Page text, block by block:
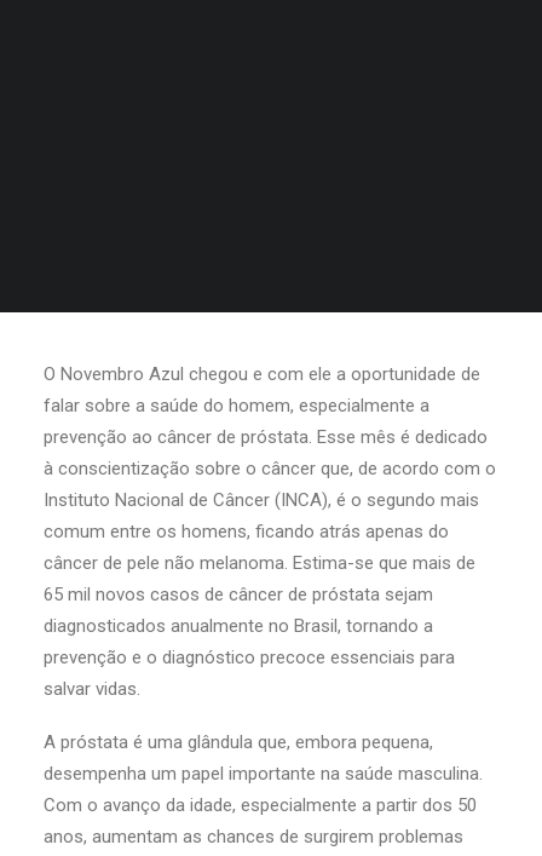
O Novembro Azul chegou e com ele a oportunidade de
falar sobre a saúde do homem, especialmente a
prevenção ao câncer de próstata. Esse mês é dedicado
à conscientização sobre o câncer que, de acordo com o
Instituto Nacional de Câncer (INCA), é o segundo mais
comum entre os homens, ficando atrás apenas do
câncer de pele não melanoma. Estima-se que mais de
65 mil novos casos de câncer de próstata sejam
diagnosticados anualmente no Brasil, tornando a
prevenção e o diagnóstico precoce essenciais para
salvar vidas.
A próstata é uma glândula que, embora pequena,
desempenha um papel importante na saúde masculina.
Com o avanço da idade, especialmente a partir dos 50
anos, aumentam as chances de surgirem problemas